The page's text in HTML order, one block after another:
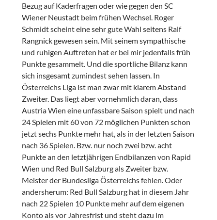
Bezug auf Kaderfragen oder wie gegen den SC
Wiener Neustadt beim frühen Wechsel. Roger
Schmidt scheint eine sehr gute Wahl seitens Ralf
Rangnick gewesen sein. Mit seinem sympathische
und ruhigen Auftreten hat er bei mir jedenfalls früh
Punkte gesammelt. Und die sportliche Bilanz kann
sich insgesamt zumindest sehen lassen. In
Österreichs Liga ist man zwar mit klarem Abstand
Zweiter. Das liegt aber vornehmlich daran, dass
Austria Wien eine unfassbare Saison spielt und nach
24 Spielen mit 60 von 72 möglichen Punkten schon
jetzt sechs Punkte mehr hat, als in der letzten Saison
nach 36 Spielen. Bzw. nur noch zwei bzw. acht
Punkte an den letztjährigen Endbilanzen von Rapid
Wien und Red Bull Salzburg als Zweiter bzw.
Meister der Bundesliga Österreichs fehlen. Oder
andersherum: Red Bull Salzburg hat in diesem Jahr
nach 22 Spielen 10 Punkte mehr auf dem eigenen
Konto als vor Jahresfrist und steht dazu im